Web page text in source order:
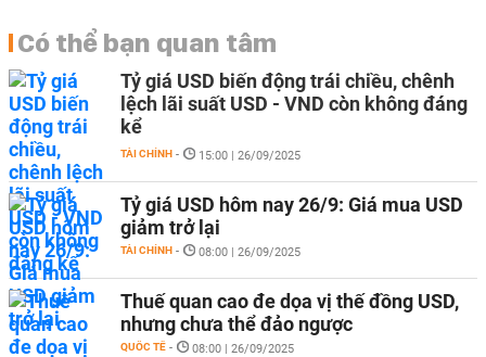
Có thể bạn quan tâm
Tỷ giá USD biến động trái chiều, chênh
lệch lãi suất USD - VND còn không đáng
kể
TÀI CHÍNH - 15:00 | 26/09/2025
Tỷ giá USD hôm nay 26/9: Giá mua USD
giảm trở lại
TÀI CHÍNH - 08:00 | 26/09/2025
Thuế quan cao đe dọa vị thế đồng USD,
nhưng chưa thể đảo ngược
QUỐC TẾ - 08:00 | 26/09/2025